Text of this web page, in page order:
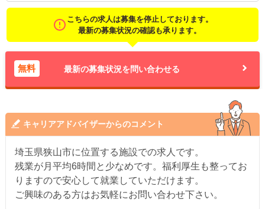
こちらの求人は募集を停止しております。
最新の募集状況の確認も承ります。
無料 最新の募集状況を問い合わせる
キャリアアドバイザーからのコメント
埼玉県狭山市に位置する施設での求人です。
残業が月平均6時間と少なめです。福利厚生も整ってお
りますので安心して就業していただけます。
ご興味のある方はお気軽にお問い合わせ下さい。